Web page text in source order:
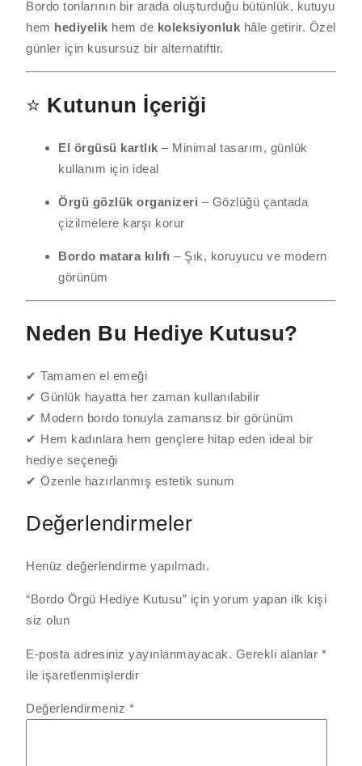
Bordo tonlarının bir arada oluşturduğu bütünlük, kutuyu
hem hediyelik hem de koleksiyonluk hâle getirir. Özel
günler için kusursuz bir alternatiftir.
⭐ Kutunun İçeriği
El örgüsü kartlık – Minimal tasarım, günlük
kullanım için ideal
Örgü gözlük organizeri – Gözlüğü çantada
çizilmelere karşı korur
Bordo matara kılıfı – Şık, koruyucu ve modern
görünüm
Neden Bu Hediye Kutusu?
✔ Tamamen el emeği
✔ Günlük hayatta her zaman kullanılabilir
✔ Modern bordo tonuyla zamansız bir görünüm
✔ Hem kadınlara hem gençlere hitap eden ideal bir
hediye seçeneği
✔ Özenle hazırlanmış estetik sunum
Değerlendirmeler
Henüz değerlendirme yapılmadı.
“Bordo Örgü Hediye Kutusu” için yorum yapan ilk kişi
siz olun
E-posta adresiniz yayınlanmayacak. Gerekli alanlar *
ile işaretlenmişlerdir
Değerlendirmeniz *